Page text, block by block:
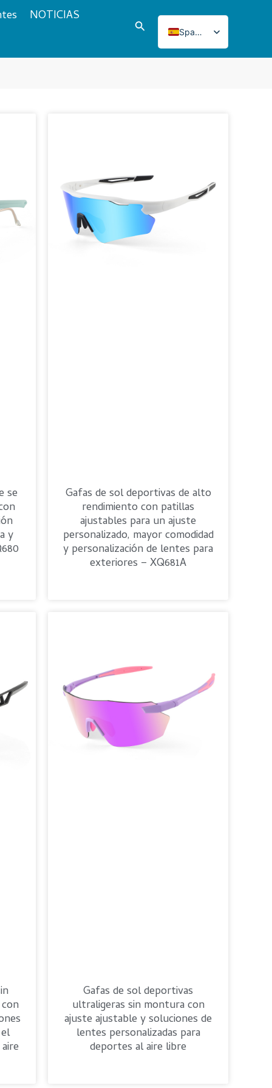
NOTICIAS
Buscar
Spanish
English
Russian
se
y
Gafas de sol deportivas de alto
rendimiento con patillas
ajustables para un ajuste
personalizado, mayor comodidad
y personalización de lentes para
exteriores – XQ681A
Gafas de sol deportivas
ultraligeras sin montura con
ajuste ajustable y soluciones de
lentes personalizadas para
deportes al aire libre